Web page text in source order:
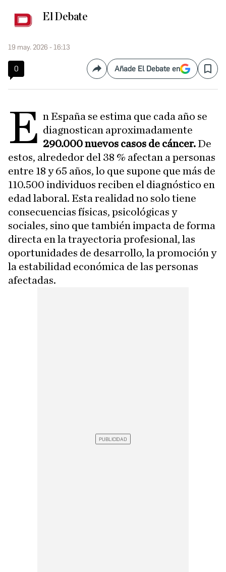
El Debate
19 may. 2026 - 16:13
0 CompartirAñade El Debate en Save
E n España se estima que cada año se
diagnostican aproximadamente
290.000 nuevos casos de cáncer.De
estos, alrededor del 38 % afectan a personas
entre 18 y 65 años, lo que supone que más de
110.500 individuos reciben el diagnóstico en
edad laboral. Esta realidad no solo tiene
consecuencias físicas, psicológicas y
sociales, sino que también impacta de forma
directa en la trayectoria profesional, las
oportunidades de desarrollo, la promoción y
la estabilidad económica de las personas
afectadas.